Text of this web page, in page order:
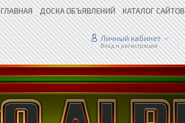
ГЛАВНАЯ ДОСКА ОБЪЯВЛЕНИЙ КАТАЛОГ САЙТОВ
Личный кабинет
Вход и регистрация